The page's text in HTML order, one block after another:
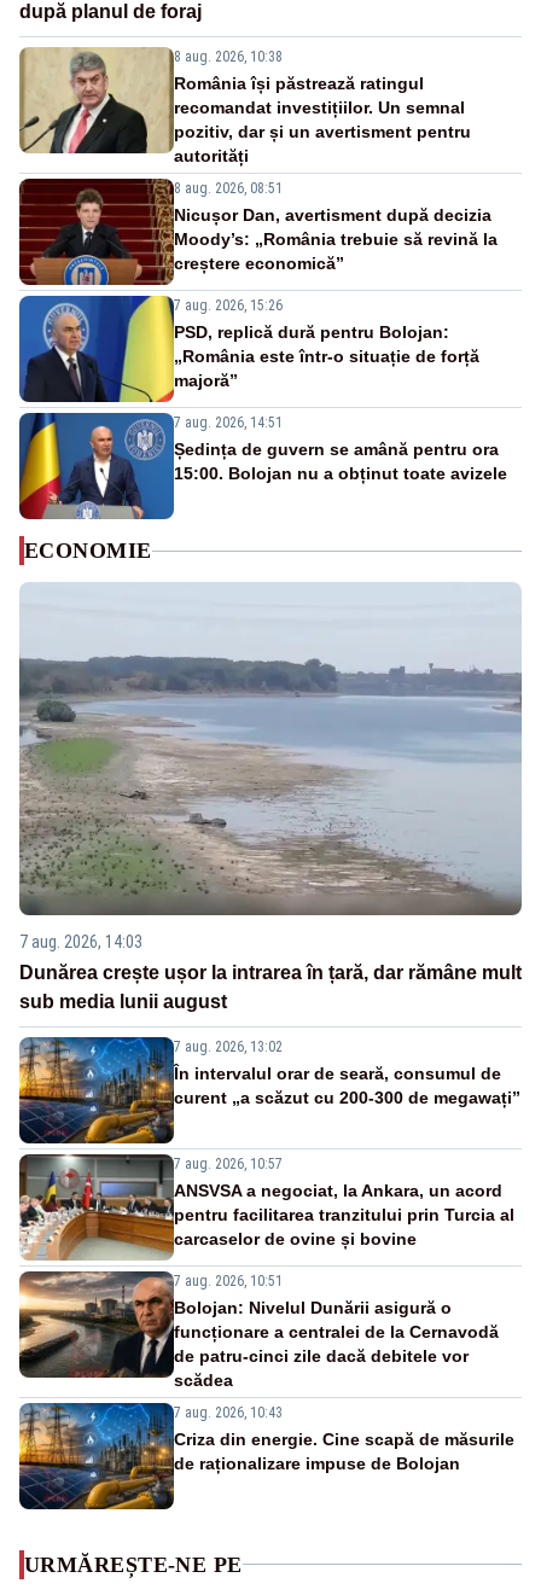
după planul de foraj
8 aug. 2026, 10:38
România își păstrează ratingul
recomandat investițiilor. Un semnal
pozitiv, dar și un avertisment pentru
autorități
8 aug. 2026, 08:51
Nicușor Dan, avertisment după decizia
Moody’s: „România trebuie să revină la
creștere economică”
7 aug. 2026, 15:26
PSD, replică dură pentru Bolojan:
„România este într-o situație de forță
majoră”
7 aug. 2026, 14:51
Ședința de guvern se amână pentru ora
15:00. Bolojan nu a obținut toate avizele
ECONOMIE
7 aug. 2026, 14:03
Dunărea crește ușor la intrarea în țară, dar rămâne mult
sub media lunii august
7 aug. 2026, 13:02
În intervalul orar de seară, consumul de
curent „a scăzut cu 200-300 de megawați”
7 aug. 2026, 10:57
ANSVSA a negociat, la Ankara, un acord
pentru facilitarea tranzitului prin Turcia al
carcaselor de ovine și bovine
7 aug. 2026, 10:51
Bolojan: Nivelul Dunării asigură o
funcționare a centralei de la Cernavodă
de patru-cinci zile dacă debitele vor
scădea
7 aug. 2026, 10:43
Criza din energie. Cine scapă de măsurile
de raționalizare impuse de Bolojan
URMĂREȘTE-NE PE